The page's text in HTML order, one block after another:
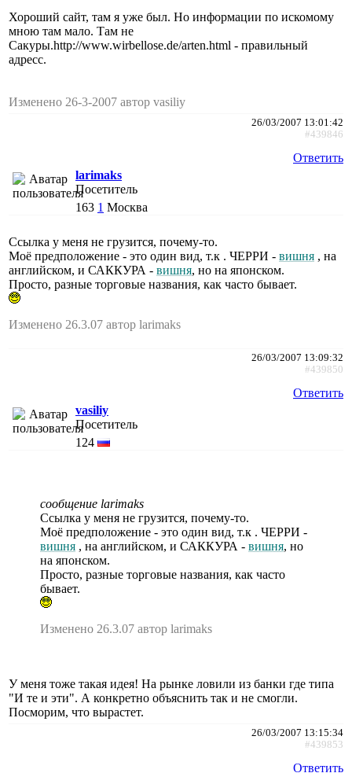
Хороший сайт, там я уже был. Но информации по искомому
мною там мало. Там не
Сакуры.http://www.wirbellose.de/arten.html - правильный
адресс.
Изменено 26-3-2007 автор vasiliy
26/03/2007 13:01:42
#439846
Ответить
larimaks
Посетитель
163 1 Москва
Ссылка у меня не грузится, почему-то.
Моё предположение - это один вид, т.к . ЧЕРРИ - вишня , на
английском, и САККУРА - вишня, но на японском.
Просто, разные торговые названия, как часто бывает.
Изменено 26.3.07 автор larimaks
26/03/2007 13:09:32
#439850
Ответить
vasiliy
Посетитель
124
сообщение larimaks
Ссылка у меня не грузится, почему-то.
Моё предположение - это один вид, т.к . ЧЕРРИ -
вишня , на английском, и САККУРА - вишня, но
на японском.
Просто, разные торговые названия, как часто
бывает.
Изменено 26.3.07 автор larimaks
У меня тоже такая идея! На рынке ловили из банки где типа
"И те и эти". А конкретно объяснить так и не смогли.
Посморим, что вырастет.
26/03/2007 13:15:34
#439853
Ответить